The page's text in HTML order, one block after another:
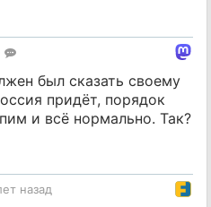
был сказать своему
придёт, порядок
и всё нормально. Так?
назад